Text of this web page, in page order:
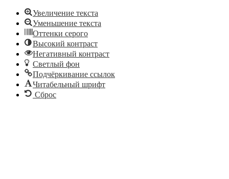
Увеличение текста
Уменьшение текста
Оттенки серого
Высокий контраст
Негативный контраст
Светлый фон
Подчёркивание ссылок
Читабельный шрифт
Сброс